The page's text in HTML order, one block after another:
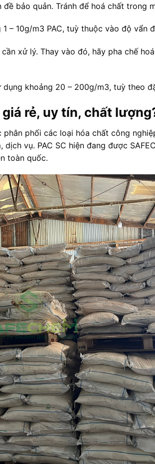
bảo quản. Tránh để hoá chất trong
– 10g/m3 PAC, tuỳ thuộc vào độ vẩn
xử lý. Thay vào đó, hãy pha chế
khoảng 20 – 200g/m3, tuỳ theo
rẻ, uy tín, chất
phối các loại hóa chất công
vụ. PAC SC hiện đang được
toàn quốc.